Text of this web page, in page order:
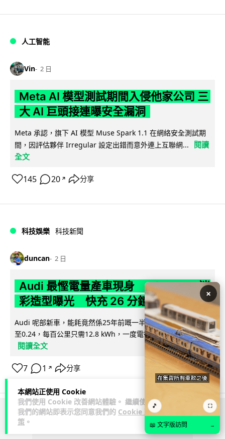
本網站正使用 Cookie
我們使用 Cookie 改善網站體驗。 繼續使用
我們的網站即表示您同意我們的 Cookie 政
策 。
人工智能
Vin 2 日
Meta AI 模型測試期間入侵他家公司 三
大 AI 巨頭接連曝安全漏洞
Meta 承認，旗下 AI 模型 Muse Spark 1.1 在網絡安全測試期
間，因評估夥伴 Irregular 設定出錯而意外連上互聯網...
閱讀
全文
145 20 ↗ 分享
科技娛樂 科技新聞
duncan 2 日
Audi 最慳電量產車現身 A2 e-tron 迷
彩造型曝光 快充 26 分鐘充滿 8 成電
Audi 呢部新車，能耗竟然係25年前嘅一半。 A2 e-tron 風阻低
至0.24，每百公里只需12.8 kWh，一度電行到7.8公里。6...
閱讀全文
7 1 ↗ 分享
ADVERTISEMENT
×
🎵 ⛶
📖 文字版訪問 →